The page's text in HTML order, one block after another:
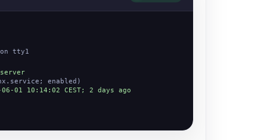
on tty1
enabled)
01 10:14:02 CEST; 2 days ago